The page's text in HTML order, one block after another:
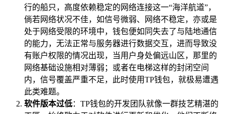
行的船只，高度依赖稳定的网络连接这一“海洋航道”，
倘若网络状况不佳，如信号微弱、网络不稳定，亦或是
处于网络受限的环境中，钱包便如同失去了与陆地通信
的能力，无法正常与服务器进行数据交互，进而导致没
有账户权限的情况出现，当用户身处偏远山区，那里的
网络基础设施相对薄弱；或者在电梯这样的封闭空间
内，信号覆盖严重不足，此时使用TP钱包，就极易遭遇
此类难题。
软件版本过低：TP钱包的开发团队就像一群技艺精湛的